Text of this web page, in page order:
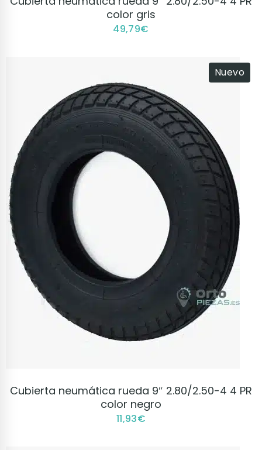
color gris
49,79€
Nuevo
VER PRODUCTO
Cubierta neumática rueda 9″ 2.80/2.50-4 4 PR
color negro
11,93€